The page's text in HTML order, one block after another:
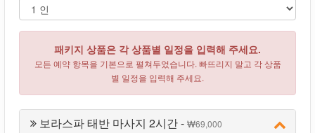
패키지 상품은 각 상품별 일정을 입력해 주세요.
모든 예약 항목을 기본으로 펼쳐두었습니다. 빠뜨리지 말고 각 상품
별 일정을 입력해 주세요.
보라스파 태반 마사지 2시간 - 69,000